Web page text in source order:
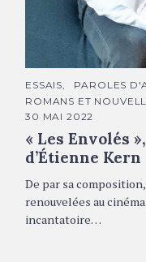
Étienne Kern © DR
C
T
É
O
R
I
S
ESSAIS
PAROLES
ROMANS ET
30 MAI 2022
« Les Envolés
d’Étienne Kern
De par sa
renouvelées au
incantatoire…